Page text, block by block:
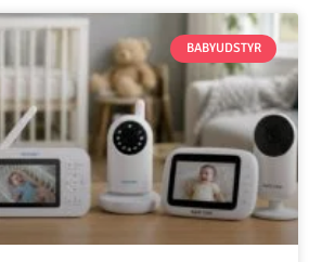
BABYUDSTYR